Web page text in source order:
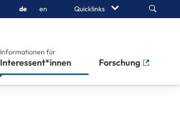
de en Quicklinks Search
Informationen für
Interessent*innen Forschung